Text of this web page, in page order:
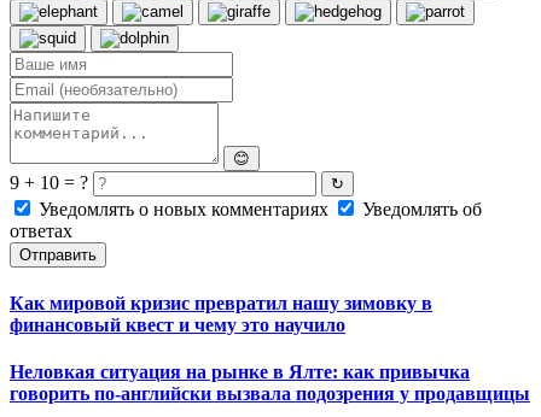
😊
9 + 10 = ? ↻
Уведомлять о новых комментариях
Уведомлять об
ответах
Отправить
Как мировой кризис превратил нашу зимовку в
финансовый квест и чему это научило
Неловкая ситуация на рынке в Ялте: как привычка
говорить по-английски вызвала подозрения у продавщицы